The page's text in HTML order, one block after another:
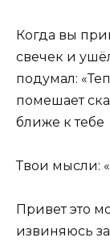
Когда вы
свечек и
подумал:
помешает
ближе к тебе
Твои мысли:
Привет это
извиняюсь